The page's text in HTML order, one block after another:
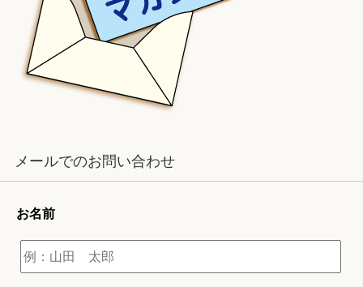
メールでのお問い合わせ
お名前